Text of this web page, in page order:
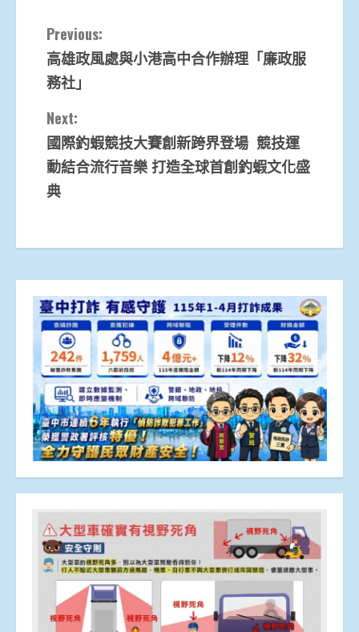
Continue
Reading
Previous:
高雄政風處與小港高中合作辦理「廉政服
務社」
Next:
國際釣蝦競技大賽創新跨界登場 競技運
動結合流行音樂 打造全球首創釣蝦文化盛
典